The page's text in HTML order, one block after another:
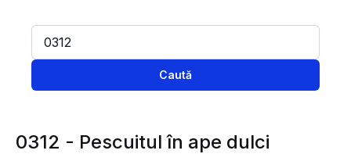
Caută
0312 - Pescuitul în ape dulci